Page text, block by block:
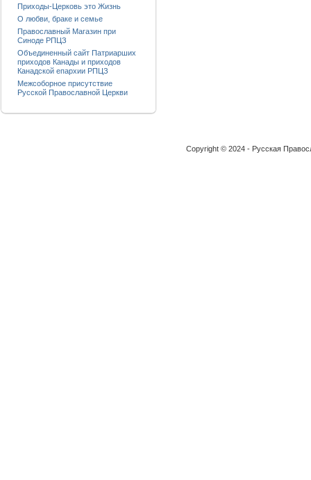
Приходы-Церковь это Жизнь
О любви, браке и семье
Православный Магазин при
Синоде РПЦЗ
Объединенный сайт Патриарших
приходов Канады и приходов
Канадской епархии РПЦЗ
Межсоборное присутствие
Русской Православной Церкви
Copyright © 2024 - Русская